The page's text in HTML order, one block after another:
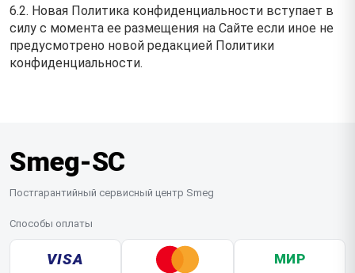
6.2. Новая Политика конфиденциальности вступает в
силу с момента ее размещения на Сайте если иное не
предусмотрено новой редакцией Политики
конфиденциальности.
Smeg-SC
Постгарантийный сервисный центр Smeg
Способы оплаты
VISA МИР